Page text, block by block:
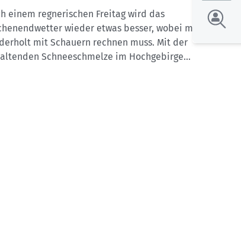
einem regnerischen Freitag wird das
wieder etwas besser, wobei man
mit Schauern rechnen muss. Mit der
Schneeschmelze im Hochgebirge...